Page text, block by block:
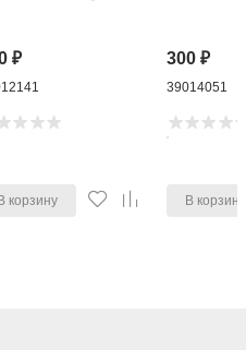
₽
корзину
300₽
39014051
В корзину